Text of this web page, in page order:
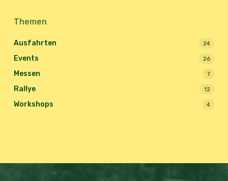
Themen
Ausfahrten 24
Events 26
Messen 7
Rallye 12
Workshops 4